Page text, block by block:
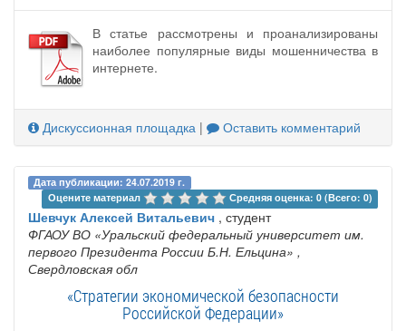
В статье рассмотрены и проанализированы
наиболее популярные виды мошенничества в
интернете.
Дискуссионная площадка | Оставить комментарий
Дата публикации: 24.07.2019 г.
Оцените материал
Средняя оценка: 0 (Всего: 0)
Шевчук Алексей Витальевич , студент
ФГАОУ ВО «Уральский федеральный университет им.
первого Президента России Б.Н. Ельцина» ,
Свердловская обл
«Стратегии экономической безопасности
Российской Федерации»